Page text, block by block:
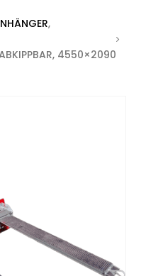
,
ABKIPPBAR, 4550×2090